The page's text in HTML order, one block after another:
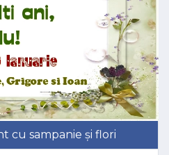
cu sampanie și flori